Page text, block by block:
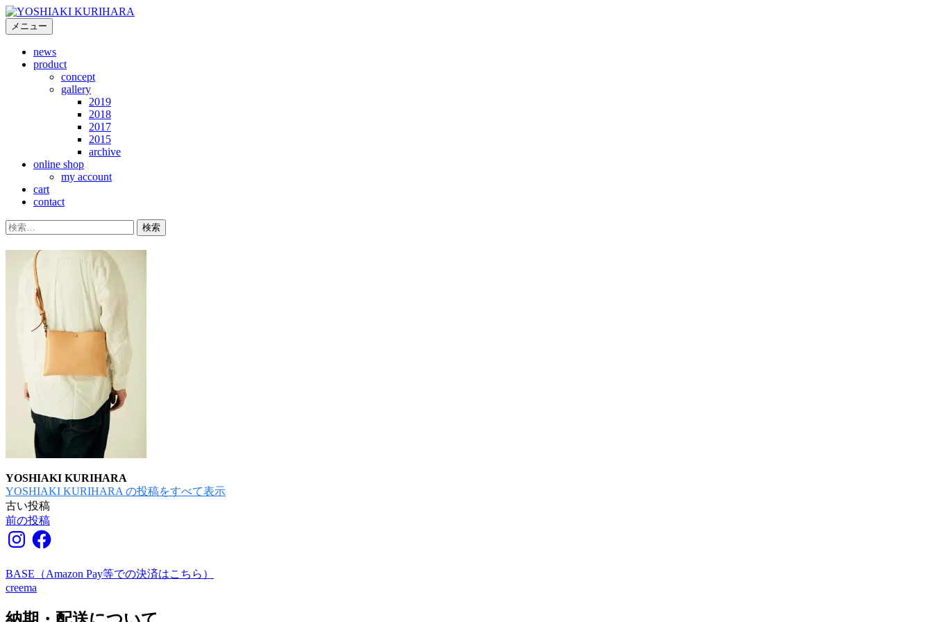
コ
ンメニュー
news
product
concept
gallery
2019
2018
2017
2015
archive
online shop
my account
cart
contact
検
YOSHIAKI KURIHARA
YOSHIAKI KURIHARA の投稿をすべて表示
投
稿
ナ
ビ
ゲ
古い投稿
前の投稿
InstagramFacebook
BASE（Amazon Pay等での決済はこちら）
creema